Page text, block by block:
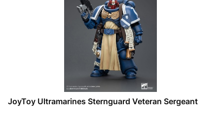
JoyToy Ultramarines Sternguard Veteran Sergeant